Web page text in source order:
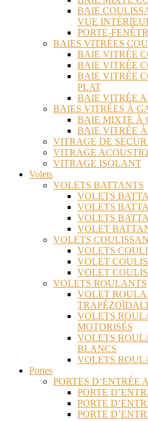
BAIE
VUE
PORTE-
BAIES VITRÉES
BAIE VITRÉE
BAIE VITRÉE
BAIE VITRÉE
PLAT
BAIE VITRÉE
BAIES VITRÉES À
BAIE MIXTE À
BAIE VITRÉE
VITRAGE DE
VITRAGE
VITRAGE ISOLANT
Volets
VOLETS BATTANTS
VOLETS
VOLETS
VOLETS
VOLET
VOLETS
VOLETS
VOLET
VOLET
VOLETS ROULANTS
VOLET
VOLETS
MOTORISÉS
VOLETS
BLANCS
VOLETS
Portes
PORTES D’ENTRÉE
PORTE
PORTE
PORTE